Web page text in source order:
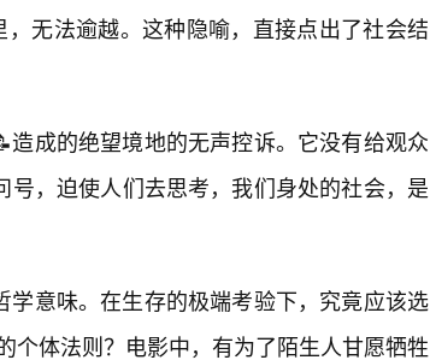
无法逾越。这种隐喻，直接点出了社会结
成的绝望境地的无声控诉。它没有给观众
，迫使人们去思考，我们身处的社会，是
学意味。在生存的极端考验下，究竟应该选
个体法则？电影中，有为了陌生人甘愿牺牲